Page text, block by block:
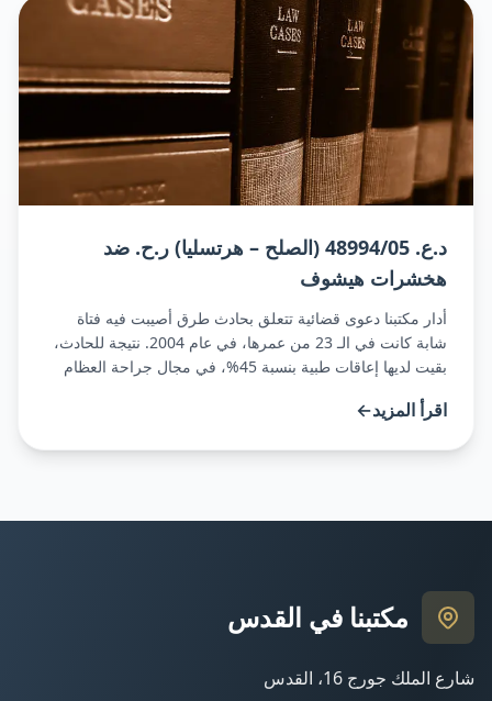
د.ع. 48994/05 (الصلح – هرتسليا) ر.ح. ضد
هخشرات هيشوف
أدار مكتبنا دعوى قضائية تتعلق بحادث طرق أصيبت فيه فتاة
شابة كانت في الـ 23 من عمرها، في عام 2004. نتيجة للحادث،
بقيت لديها إعاقات طبية بنسبة 45%، في مجال جراحة العظام
كثيراً بشخصية المدعية ومصداقيتها وصدقها الكبير. تأثرت
اقرأ المزيد←
مكتبنا في القدس
شارع الملك جورج 16، القدس